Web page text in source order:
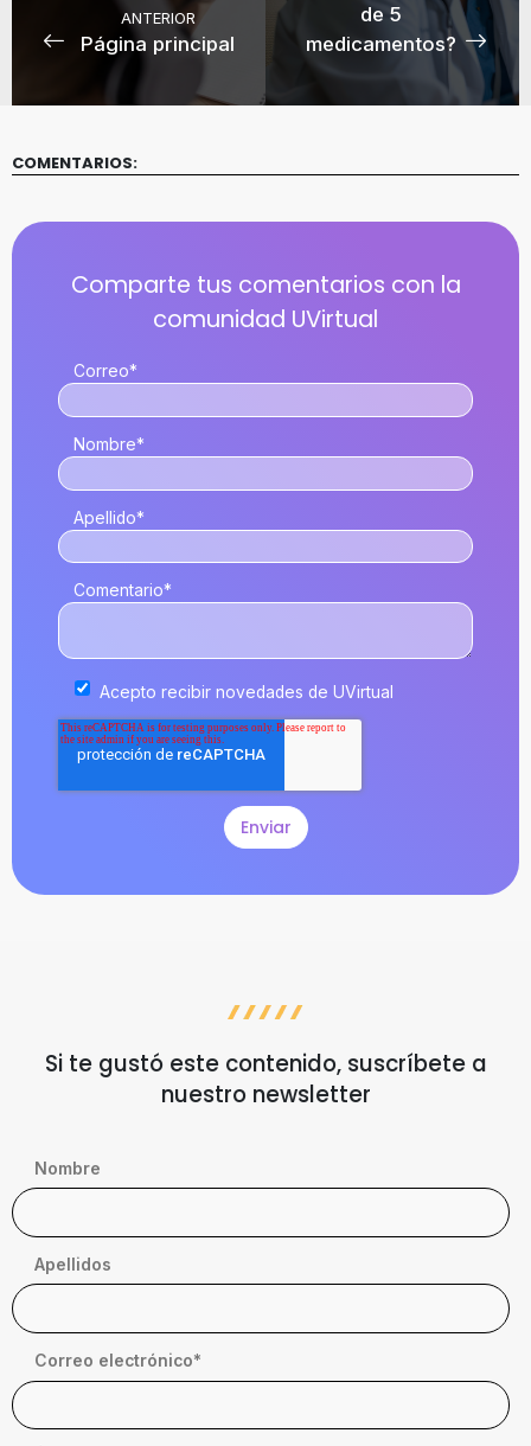
ANTERIOR
Página principal
de 5
medicamentos?
COMENTARIOS:
Correo*
Nombre*
Apellido*
Comentario*
Acepto recibir novedades de UVirtual
Si te gustó este contenido, suscríbete a
nuestro newsletter
Nombre
Apellidos
Correo electrónico*